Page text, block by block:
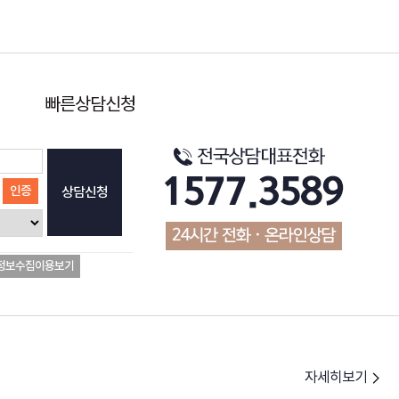
빠른상담신청
상담신청
인증
보수집이용보기
자세히보기